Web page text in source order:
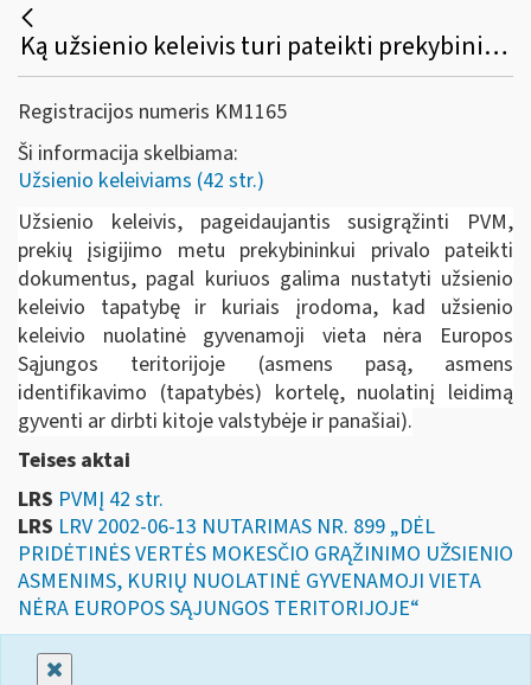
Ką užsienio keleivis turi pateikti prekybininkui prekių įsigijimo metu, norėdamas susigrąžinti PVM?
Registracijos numeris KM1165
Ši informacija skelbiama:
Užsienio keleiviams (42 str.)
Užsienio keleivis, pageidaujantis susigrąžinti PVM,
prekių įsigijimo metu prekybininkui privalo pateikti
dokumentus, pagal kuriuos galima nustatyti užsienio
keleivio tapatybę ir kuriais įrodoma, kad užsienio
keleivio nuolatinė gyvenamoji vieta nėra Europos
Sąjungos teritorijoje (asmens pasą, asmens
identifikavimo (tapatybės) kortelę, nuolatinį leidimą
gyventi ar dirbti kitoje valstybėje ir panašiai).
Teises aktai
LRS PVMĮ 42 str.
LRS LRV 2002-06-13 NUTARIMAS NR. 899 „DĖL
PRIDĖTINĖS VERTĖS MOKESČIO GRĄŽINIMO UŽSIENIO
ASMENIMS, KURIŲ NUOLATINĖ GYVENAMOJI VIETA
NĖRA EUROPOS SĄJUNGOS TERITORIJOJE“